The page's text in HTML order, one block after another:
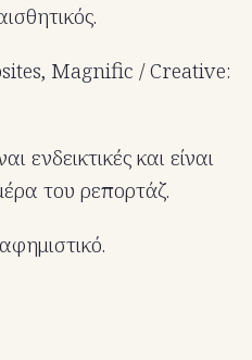
Magnific / Creative:
ενδεικτικές και είναι
του ρεπορτάζ.